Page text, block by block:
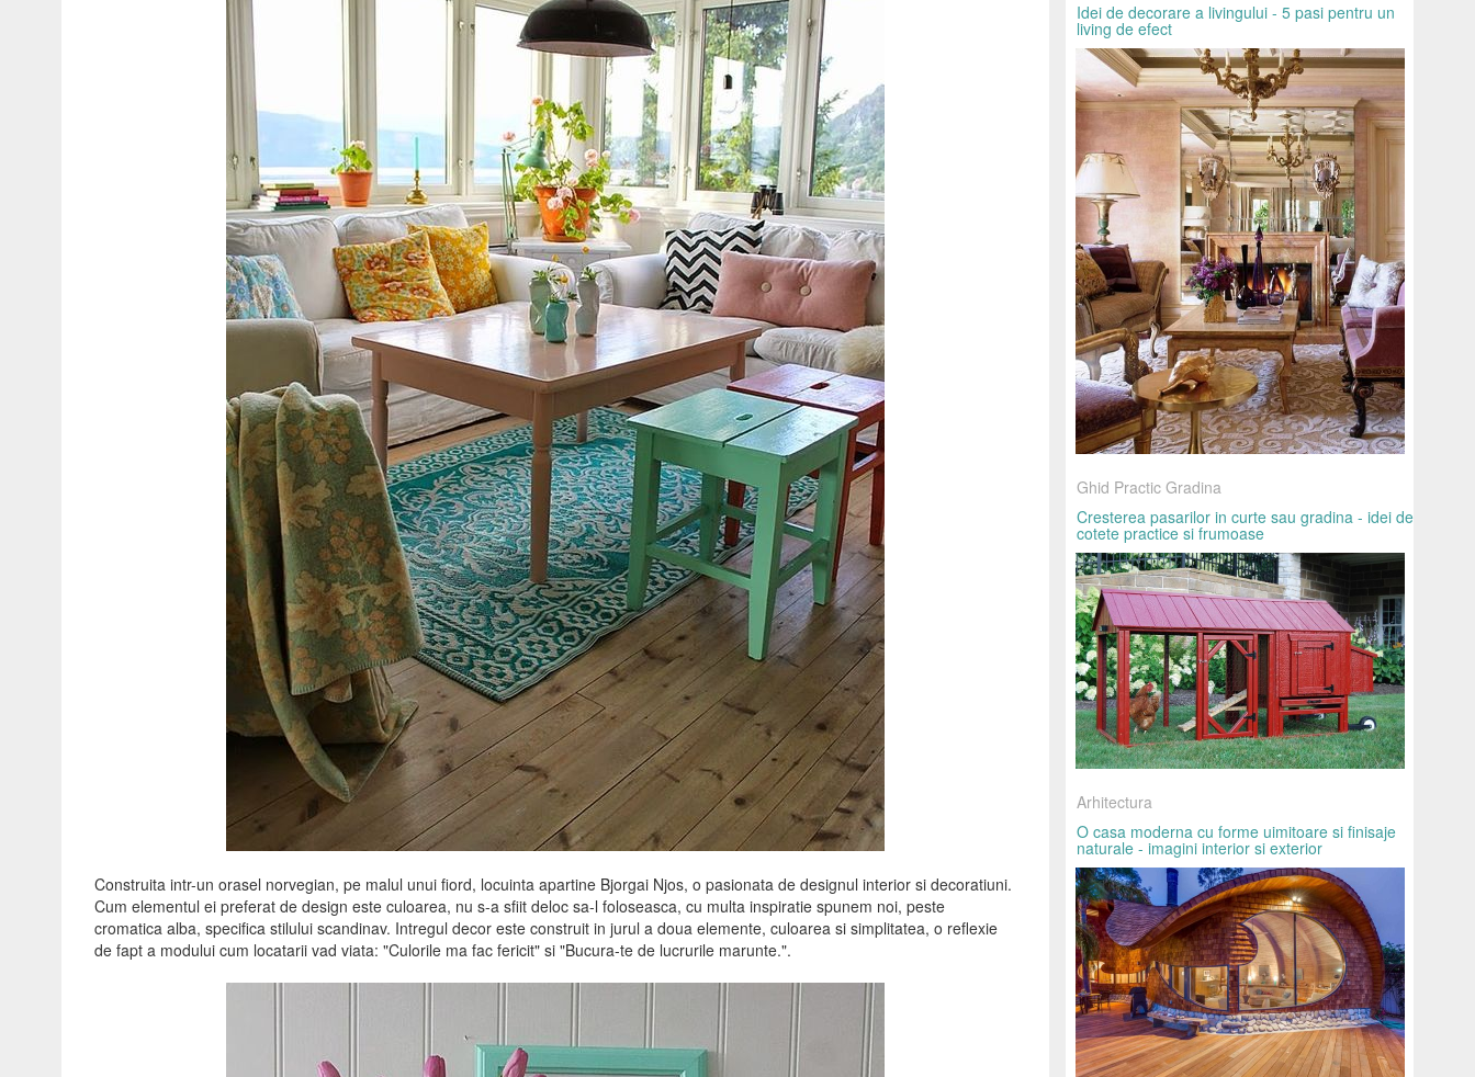
Construita intr-un orasel norvegian, pe malul unui fiord, locuinta apartine Bjorgai Njos, o pasionata de designul interior si decoratiuni.
Cum elementul ei preferat de design este culoarea, nu s-a sfiit deloc sa-l foloseasca, cu multa inspiratie spunem noi, peste
cromatica alba, specifica stilului scandinav. Intregul decor este construit in jurul a doua elemente, culoarea si simplitatea, o reflexie
de fapt a modului cum locatarii vad viata: "Culorile ma fac fericit" si "Bucura-te de lucrurile marunte.".
Idei de decorare a livingului - 5 pasi pentru un
living de efect
Ghid Practic Gradina
Cresterea pasarilor in curte sau gradina - idei de
cotete practice si frumoase
Arhitectura
O casa moderna cu forme uimitoare si finisaje
naturale - imagini interior si exterior